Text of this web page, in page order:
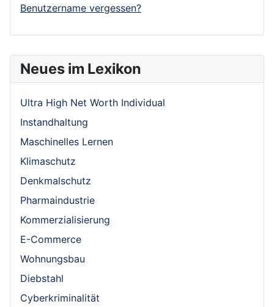
Neues im Lexikon
Ultra High Net Worth Individual
Instandhaltung
Maschinelles Lernen
Klimaschutz
Denkmalschutz
Pharmaindustrie
Kommerzialisierung
E-Commerce
Wohnungsbau
Diebstahl
Cyberkriminalität
Benutzername vergessen?